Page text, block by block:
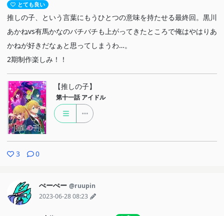
とても良い
推しの子、という言葉にもうひとつの意味を持たせる最終回。黒川
あかねvs有馬かなのバチバチも上がってきたところで俺はやはりあ
かねが好きだなぁと思ってしまうわ…。
2期制作楽しみ！！
【推しの子】
第十一話 アイドル
3 0
ぺーぺー @ruupin
2023-06-28 08:23